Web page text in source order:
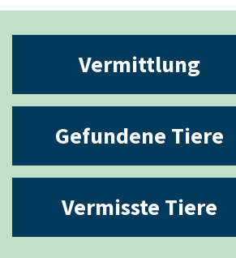
Vermittlung
Gefundene Tiere
Vermisste Tiere